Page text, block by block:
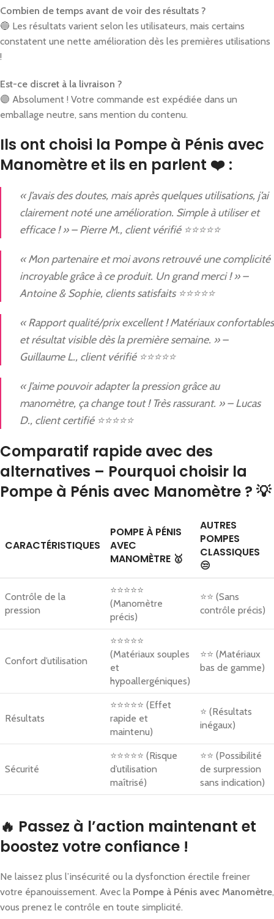
Combien de temps avant de voir des résultats ?
🔵 Les résultats varient selon les utilisateurs, mais certains
constatent une nette amélioration dès les premières utilisations
!
Est-ce discret à la livraison ?
🟣 Absolument ! Votre commande est expédiée dans un
emballage neutre, sans mention du contenu.
Ils ont choisi la Pompe à Pénis avec
Manomètre et ils en parlent ❤️ :
« J’avais des doutes, mais après quelques utilisations, j’ai
clairement noté une amélioration. Simple à utiliser et
efficace ! » – Pierre M., client vérifié ⭐⭐⭐⭐⭐
« Mon partenaire et moi avons retrouvé une complicité
incroyable grâce à ce produit. Un grand merci ! » –
Antoine & Sophie, clients satisfaits ⭐⭐⭐⭐⭐
« Rapport qualité/prix excellent ! Matériaux confortables
et résultat visible dès la première semaine. » –
Guillaume L., client vérifié ⭐⭐⭐⭐⭐
« J’aime pouvoir adapter la pression grâce au
manomètre, ça change tout ! Très rassurant. » – Lucas
D., client certifié ⭐⭐⭐⭐⭐
Comparatif rapide avec des
alternatives – Pourquoi choisir la
Pompe à Pénis avec Manomètre ? 💡
CARACTÉRISTIQUES
POMPE À PÉNIS
AVEC
MANOMÈTRE 🥇
AUTRES
POMPES
CLASSIQUES
😒
Contrôle de la
pression
⭐⭐⭐⭐⭐
(Manomètre
précis)
⭐⭐ (Sans
contrôle précis)
Confort d’utilisation
⭐⭐⭐⭐⭐
(Matériaux souples
et
hypoallergéniques)
⭐⭐ (Matériaux
bas de gamme)
Résultats
⭐⭐⭐⭐⭐ (Effet
rapide et
maintenu)
⭐ (Résultats
inégaux)
Sécurité
⭐⭐⭐⭐⭐ (Risque
d’utilisation
maîtrisé)
⭐⭐ (Possibilité
de surpression
sans indication)
🔥 Passez à l’action maintenant et
boostez votre confiance !
Ne laissez plus l’insécurité ou la dysfonction érectile freiner
votre épanouissement. Avec la Pompe à Pénis avec Manomètre,
vous prenez le contrôle en toute simplicité.